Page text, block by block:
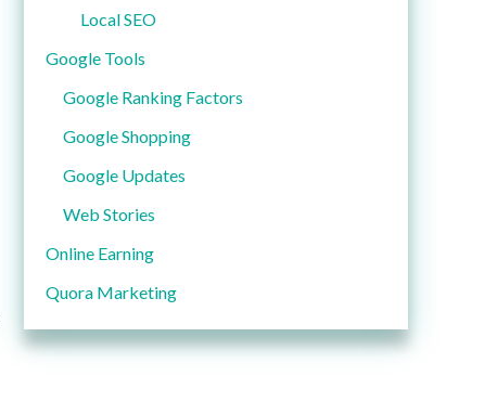
Local SEO
Google Tools
Google Ranking Factors
Google Shopping
Google Updates
Web Stories
Online Earning
Quora Marketing